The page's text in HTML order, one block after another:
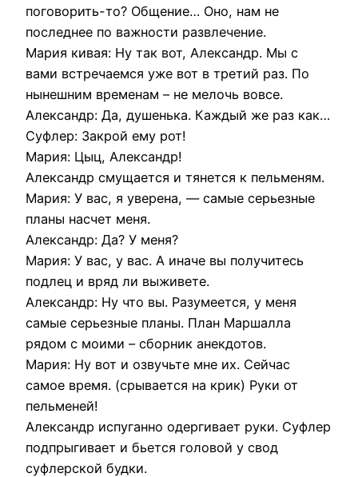
поговорить-то? Общение… Оно, нам не
последнее по важности развлечение.
Мария кивая: Ну так вот, Александр. Мы с
вами встречаемся уже вот в третий раз. По
нынешним временам – не мелочь вовсе.
Александр: Да, душенька. Каждый же раз как…
Суфлер: Закрой ему рот!
Мария: Цыц, Александр!
Александр смущается и тянется к пельменям.
Мария: У вас, я уверена, — самые серьезные
планы насчет меня.
Александр: Да? У меня?
Мария: У вас, у вас. А иначе вы получитесь
подлец и вряд ли выживете.
Александр: Ну что вы. Разумеется, у меня
самые серьезные планы. План Маршалла
рядом с моими – сборник анекдотов.
Мария: Ну вот и озвучьте мне их. Сейчас
самое время. (срывается на крик) Руки от
пельменей!
Александр испуганно одергивает руки. Суфлер
подпрыгивает и бьется головой у свод
суфлерской будки.